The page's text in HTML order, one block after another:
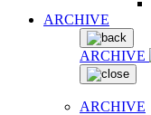
ARCHIVE
ARCHIVE
ARCHIVE